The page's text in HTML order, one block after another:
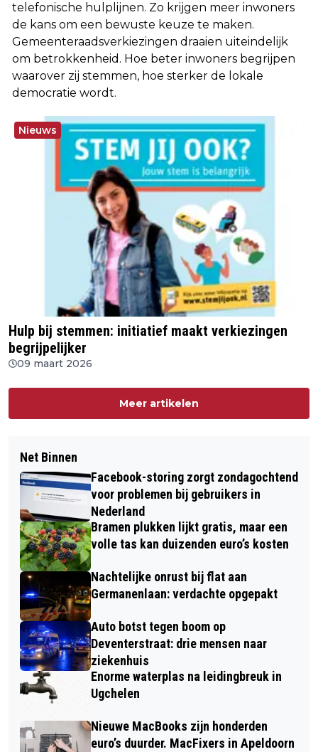
telefonische hulplijnen. Zo krijgen meer inwoners
de kans om een bewuste keuze te maken.
Gemeenteraadsverkiezingen draaien uiteindelijk
om betrokkenheid. Hoe beter inwoners begrijpen
waarover zij stemmen, hoe sterker de lokale
democratie wordt.
Nieuws
Hulp bij stemmen: initiatief maakt verkiezingen
begrijpelijker
09 maart 2026
Meer artikelen
Net Binnen
Facebook-storing zorgt zondagochtend
voor problemen bij gebruikers in
Nederland
Bramen plukken lijkt gratis, maar een
volle tas kan duizenden euro’s kosten
Nachtelijke onrust bij flat aan
Germanenlaan: verdachte opgepakt
Auto botst tegen boom op
Deventerstraat: drie mensen naar
ziekenhuis
Enorme waterplas na leidingbreuk in
Ugchelen
Nieuwe MacBooks zijn honderden
euro’s duurder. MacFixers in Apeldoorn